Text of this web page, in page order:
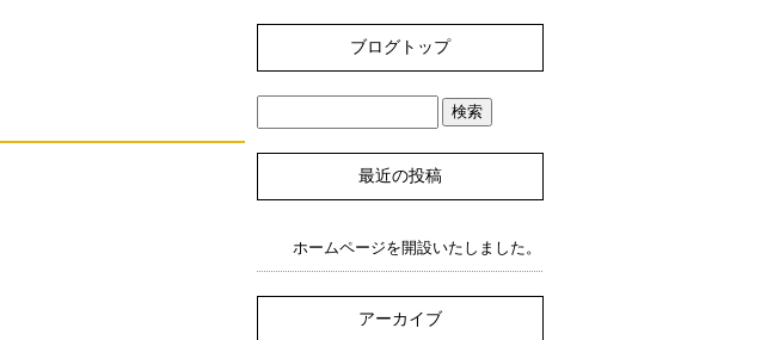
ブログトップ
最近の投稿
ホームページを開設いたしました。
アーカイブ